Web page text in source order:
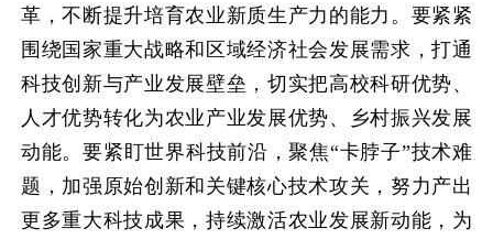
革，不断提升培育农业新质生产力的能力。要紧紧
围绕国家重大战略和区域经济社会发展需求，打通
科技创新与产业发展壁垒，切实把高校科研优势、
人才优势转化为农业产业发展优势、乡村振兴发展
动能。要紧盯世界科技前沿，聚焦“卡脖子”技术难
题，加强原始创新和关键核心技术攻关，努力产出
更多重大科技成果，持续激活农业发展新动能，为